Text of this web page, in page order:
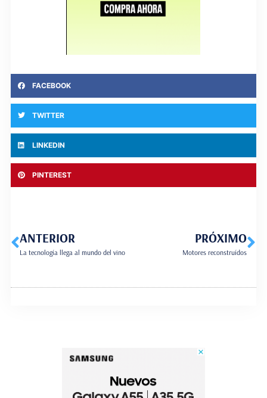
FACEBOOK
TWITTER
LINKEDIN
PINTEREST
ANTERIOR
La tecnología llega al mundo del vino
PRÓXIMO
Motores reconstruídos